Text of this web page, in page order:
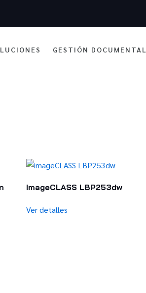
GESTIÓN DOCUMENTAL
ImageCLASS LBP253dw
Ver detalles